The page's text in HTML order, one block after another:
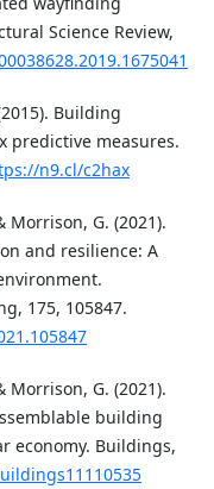
Science Review,
Building
predictive measures.
n9.cl/c2hax
Morrison, G. (2021).
and resilience: A
175, 105847.
Morrison, G. (2021).
building
economy. Buildings,